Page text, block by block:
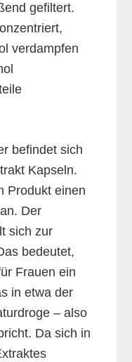
gefiltert.
verdampfen
befindet sich
Kapseln.
Produkt einen
Der
sich zur
bedeutet,
Frauen ein
in etwa der
– also
Da sich in